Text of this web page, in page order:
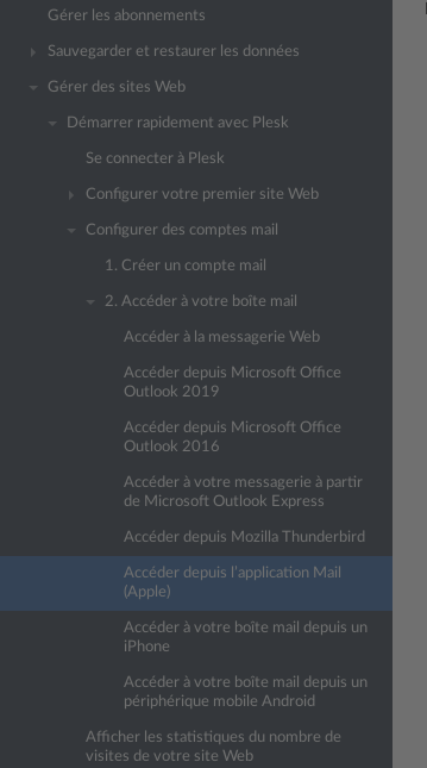
Gérer les abonnements
Sauvegarder et restaurer les données
Gérer des sites Web
Démarrer rapidement avec Plesk
Se connecter à Plesk
Configurer votre premier site Web
Configurer des comptes mail
1. Créer un compte mail
2. Accéder à votre boîte mail
Accéder à la messagerie Web
Accéder depuis Microsoft Office
Outlook 2019
Accéder depuis Microsoft Office
Outlook 2016
Accéder à votre messagerie à partir
de Microsoft Outlook Express
Accéder depuis Mozilla Thunderbird
Accéder depuis l’application Mail
(Apple)
Accéder à votre boîte mail depuis un
iPhone
Accéder à votre boîte mail depuis un
périphérique mobile Android
Afficher les statistiques du nombre de
visites de votre site Web